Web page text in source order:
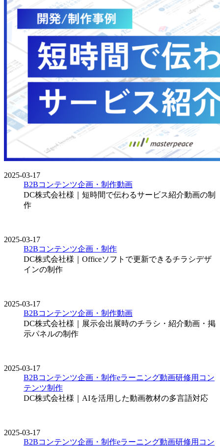
2025-03-17
B2Bコンテンツ企画・制作動画
DC株式会社様｜短時間で伝わるサービス紹介動画の制
作
2025-03-17
B2Bコンテンツ企画・制作
DC株式会社様｜Officeソフトで更新できるチラシデザ
インの制作
2025-03-17
B2Bコンテンツ企画・制作動画
DC株式会社様｜展示会出展時のチラシ・紹介動画・掲
示パネルの制作
2025-03-17
B2Bコンテンツ企画・制作eラーニング動画研修用コン
テンツ制作
DC株式会社様｜AIを活用した動画教材の多言語対応
2025-03-17
B2Bコンテンツ企画・制作eラーニング動画研修用コン